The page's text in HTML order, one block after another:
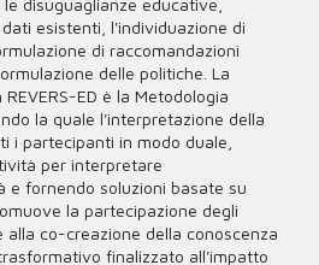
disuguaglianze educative,
esistenti, l'individuazione di
di raccomandazioni
delle politiche. La
ED è la Metodologia
la quale l'interpretazione della
i partecipanti in modo duale,
per interpretare
e fornendo soluzioni basate su
la partecipazione degli
co-creazione della conoscenza
finalizzato all'impatto